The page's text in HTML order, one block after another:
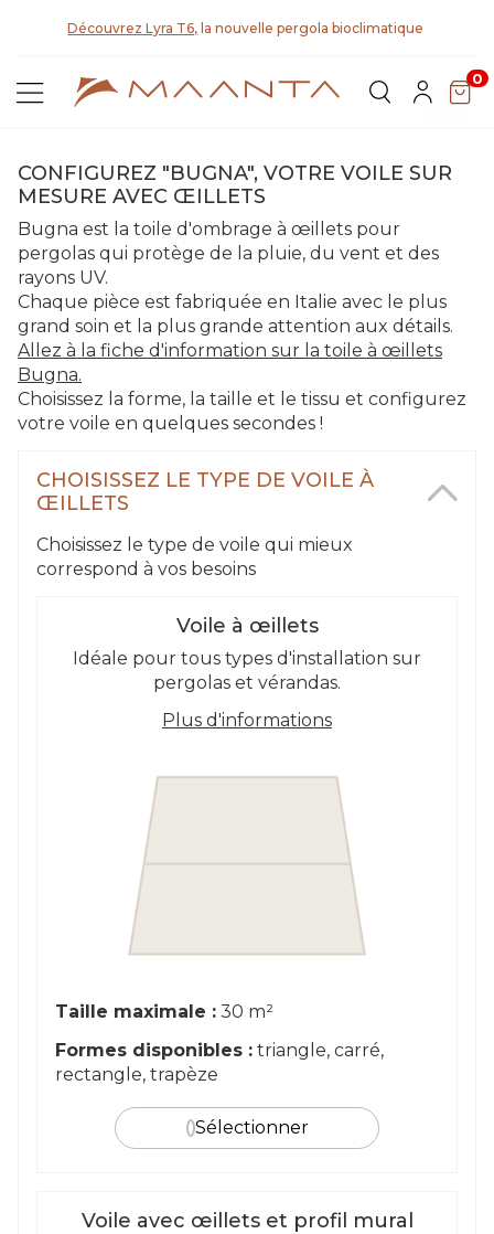
Découvrez Lyra T6, la nouvelle pergola bioclimatique
0
CONFIGUREZ "BUGNA", VOTRE VOILE SUR
MESURE AVEC ŒILLETS
Bugna est la toile d'ombrage à œillets pour
pergolas qui protège de la pluie, du vent et des
rayons UV.
Chaque pièce est fabriquée en Italie avec le plus
grand soin et la plus grande attention aux détails.
Allez à la fiche d'information sur la toile à œillets
Bugna.
Choisissez la forme, la taille et le tissu et configurez
votre voile en quelques secondes !
CHOISISSEZ LE TYPE DE VOILE À
ŒILLETS
Choisissez le type de voile qui mieux
correspond à vos besoins
Voile à œillets
Idéale pour tous types d'installation sur
pergolas et vérandas.
Plus d'informations
Taille maximale : 30 m²
Formes disponibles : triangle, carré,
rectangle, trapèze
Sélectionner
Voile avec œillets et profil mural